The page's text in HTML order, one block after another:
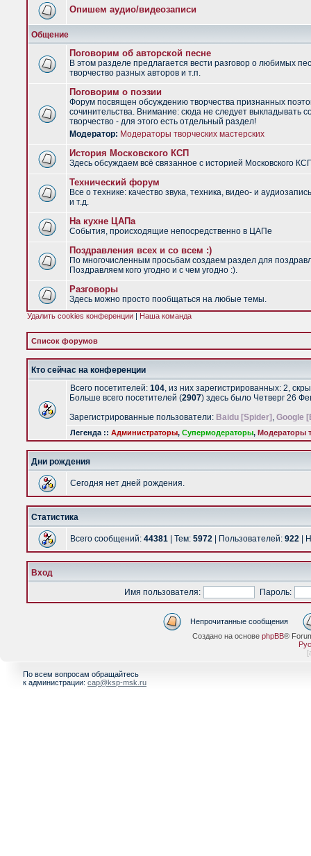
Опишем аудио/видеозаписи
Общение
Поговорим об авторской песне
В этом разделе предлагается вести разговор о любимых
творчество разных авторов и т.п.
Поговорим о поэзии
Форум посвящен обсуждению творчества признанных
сочинительства. Внимание: сюда не следует выкладывать
творчество - для этого есть отдельный раздел!
Модератор: Модераторы творческих мастерских
История Московского КСП
Здесь обсуждаем всё связанное с историей Московского
Технический форум
Все о технике: качество звука, техника, видео- и
и т.д.
На кухне ЦАПа
События, происходящие непосредственно в ЦАПе
Поздравления всех и со всем :)
По многочисленным просьбам создаем раздел для
Поздравляем кого угодно и с чем угодно :).
Разговоры
Здесь можно просто пообщаться на любые темы.
Удалить cookies конференции | Наша команда
Список форумов
Кто сейчас на конференции
Всего посетителей: 104, из них зарегистрированных: 2,
Больше всего посетителей (2907) здесь было Четверг 26
Зарегистрированные пользователи: Baidu [Spider] , Google
Легенда :: Администраторы, Супермодераторы, Модераторы
Дни рождения
Сегодня нет дней рождения.
Статистика
Всего сообщений: 44381 | Тем: 5972 | Пользователей: 922 |
Вход
Имя пользователя:
Пароль:
Непрочитанные сообщения
Создано на основе phpBB®
[
По всем вопросам обращайтесь
к администрации: cap@ksp-msk.ru